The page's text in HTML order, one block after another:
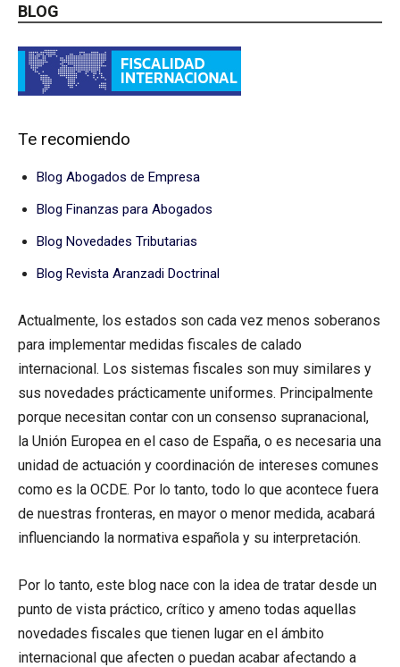
BLOG
Te recomiendo
Blog Abogados de Empresa
Blog Finanzas para Abogados
Blog Novedades Tributarias
Blog Revista Aranzadi Doctrinal
Actualmente, los estados son cada vez menos soberanos
para implementar medidas fiscales de calado
internacional. Los sistemas fiscales son muy similares y
sus novedades prácticamente uniformes. Principalmente
porque necesitan contar con un consenso supranacional,
la Unión Europea en el caso de España, o es necesaria una
unidad de actuación y coordinación de intereses comunes
como es la OCDE. Por lo tanto, todo lo que acontece fuera
de nuestras fronteras, en mayor o menor medida, acabará
influenciando la normativa española y su interpretación.
Por lo tanto, este blog nace con la idea de tratar desde un
punto de vista práctico, crítico y ameno todas aquellas
novedades fiscales que tienen lugar en el ámbito
internacional que afecten o puedan acabar afectando a